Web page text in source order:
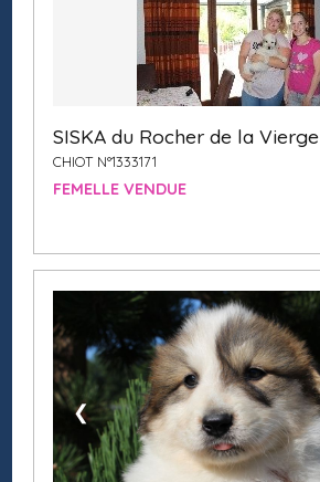
SISKA du Rocher de la Vierge
CHIOT N°1333171
FEMELLE VENDUE
❮